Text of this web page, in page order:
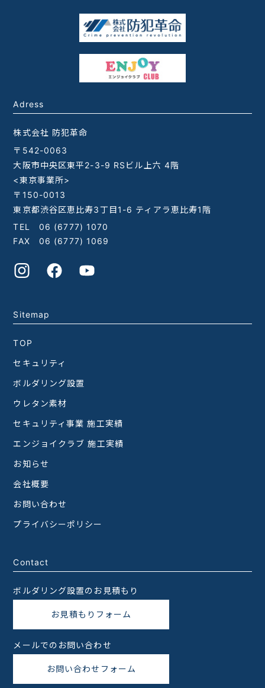
Adress
株式会社 防犯革命
〒542-0063
大阪市中央区東平2-3-9 RSビル上六 4階
<東京事業所>
〒150-0013
東京都渋谷区恵比寿3丁目1-6 ティアラ恵比寿1階
TEL 06 (6777) 1070
FAX 06 (6777) 1069
Sitemap
TOP
セキュリティ
ボルダリング設置
ウレタン素材
セキュリティ事業 施工実績
エンジョイクラブ 施工実績
お知らせ
会社概要
お問い合わせ
プライバシーポリシー
Contact
ボルダリング設置のお見積もり
お見積もりフォーム
メールでのお問い合わせ
お問い合わせフォーム